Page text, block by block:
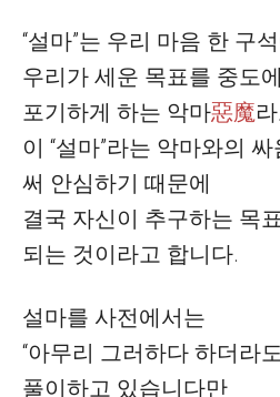
“설마”는 우리 마음 한 구
우리가 세운 목표를 중도
포기하게 하는 악마惡魔
이 “설마”라는 악마와의
써 안심하기 때문에
결국 자신이 추구하는 목
되는 것이라고 합니다.
설마를 사전에서는
“아무리 그러하다 하더라
풀이하고 있습니다만